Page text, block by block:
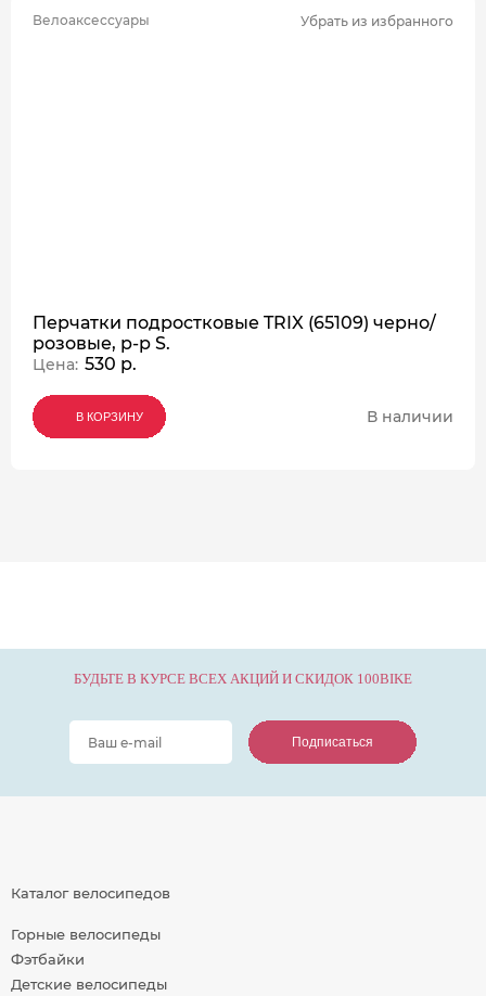
Велоаксессуары Убрать из избранного
Перчатки подростковые TRIX (65109) черно/
розовые, р-р S.
Цена: 530 р.
В КОРЗИНУ
В КОРЗИНУ
В КОРЗИНУ В наличии
БУДЬТЕ В КУРСЕ ВСЕХ АКЦИЙ И СКИДОК 100BIKE
Подписаться
Подписаться
Подписаться
Каталог велосипедов
Горные велосипеды
Фэтбайки
Детские велосипеды